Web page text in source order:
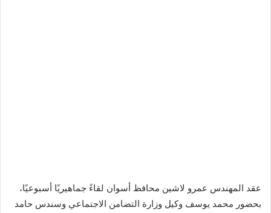
عقد المهندس عمرو لاشين محافظ أسوان لقاءً جماهيريًا أسبوعيًا،
بحضور محمد يوسف وكيل وزارة التضامن الاجتماعي وسندس حامد